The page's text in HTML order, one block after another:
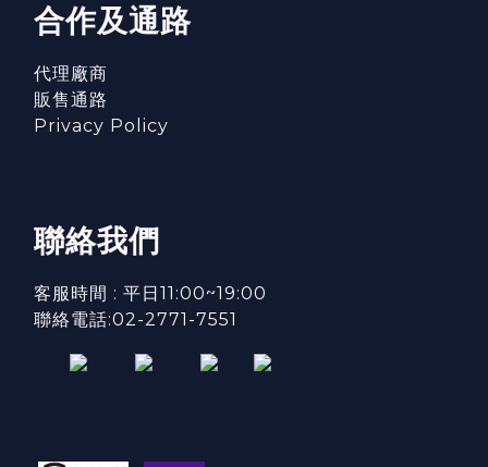
合作及通路
代理廠商
販售通路
Privacy Policy
聯絡我們
客服時間 : 平日11:00~19:00
聯絡電話:02-2771-7551